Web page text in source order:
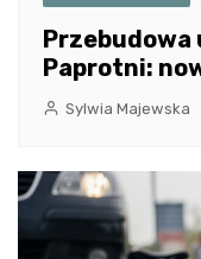
Przebudowa
Paprotni:
Sylwia Majewska